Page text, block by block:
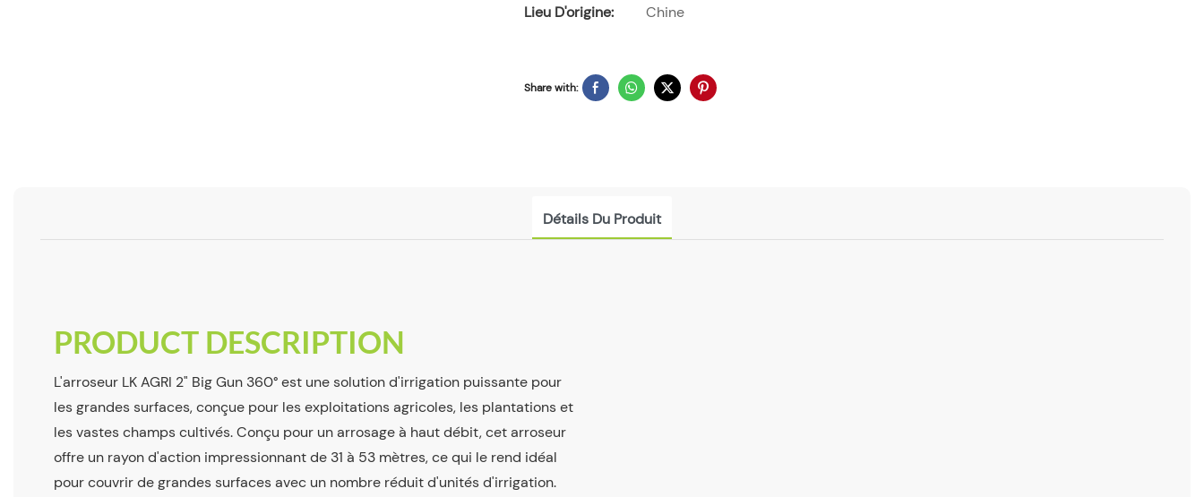
Lieu D'origine:
Chine
Share with:
Détails Du Produit
PRODUCT DESCRIPTION
L'arroseur LK AGRI 2" Big Gun 360° est une solution d'irrigation puissante pour
les grandes surfaces, conçue pour les exploitations agricoles, les plantations et
les vastes champs cultivés. Conçu pour un arrosage à haut débit, cet arroseur
offre un rayon d'action impressionnant de 31 à 53 mètres, ce qui le rend idéal
pour couvrir de grandes surfaces avec un nombre réduit d'unités d'irrigation.